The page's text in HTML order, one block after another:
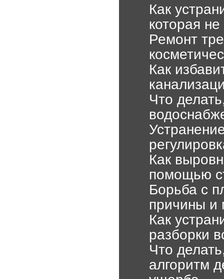
Как
которая
Ремонт
Как
Что
Как
помощью
Борьба с
причины и
Как
разборки
Что
алгоритм